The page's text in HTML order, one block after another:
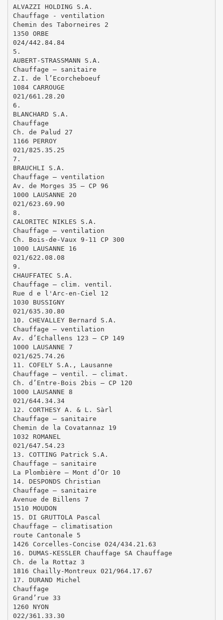
ALVAZZI HOLDING S.A.
Chauffage - ventilation
Chemin des Taborneires 2
1350 ORBE
024/442.84.84
5.
AUBERT-STRASSMANN S.A.
Chauffage – sanitaire
Z.I. de l’Ecorcheboeuf
1084 CARROUGE
021/661.28.20
6.
BLANCHARD S.A.
Chauffage
Ch. de Palud 27
1166 PERROY
021/825.35.25
7.
BRAUCHLI S.A.
Chauffage – ventilation
Av. de Morges 35 – CP 96
1000 LAUSANNE 20
021/623.69.90
8.
CALORITEC NIKLES S.A.
Chauffage – ventilation
Ch. Bois-de-Vaux 9-11 CP 300
1000 LAUSANNE 16
021/622.08.08
9.
CHAUFFATEC S.A.
Chauffage – clim. ventil.
Rue d e l'Arc-en-Ciel 12
1030 BUSSIGNY
021/635.30.80
10. CHEVALLEY Bernard S.A.
Chauffage – ventilation
Av. d’Echallens 123 – CP 149
1000 LAUSANNE 7
021/625.74.26
11. COFELY S.A., Lausanne
Chauffage – ventil. – climat.
Ch. d’Entre-Bois 2bis – CP 120
1000 LAUSANNE 8
021/644.34.34
12. CORTHESY A. & L. Sàrl
Chauffage – sanitaire
Chemin de la Covatannaz 19
1032 ROMANEL
021/647.54.23
13. COTTING Patrick S.A.
Chauffage – sanitaire
La Plombière – Mont d’Or 10
14. DESPONDS Christian
Chauffage – sanitaire
Avenue de Billens 7
1510 MOUDON
15. DI GRUTTOLA Pascal
Chauffage – climatisation
route Cantonale 5
1426 Corcelles-Concise 024/434.21.63
16. DUMAS-KESSLER Chauffage SA Chauffage
Ch. de la Rottaz 3
1816 Chailly-Montreux 021/964.17.67
17. DURAND Michel
Chauffage
Grand’rue 33
1260 NYON
022/361.33.30